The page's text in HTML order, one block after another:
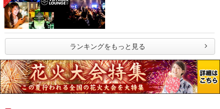
ランキングをもっと見る